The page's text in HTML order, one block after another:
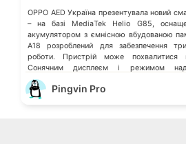
OPPO AED Україна презентувала новий
– на базі MediaTek Helio G85,
акумулятором з ємнісною вбудованою
A18 розроблений для забезпечення
роботи. Пристрій може
Сонячним дисплеєм і режимом
поєднуються для забезпечення
Pingvin Pro